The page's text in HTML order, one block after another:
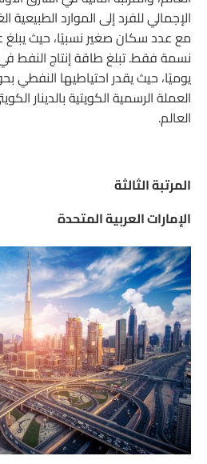
الإجمالي للفرد إلى الموارد الطبيعية
العملة الرسمية الكويتية بالدينار
العالم.
المرتبة الثالثة
الإمارات العربية المتحدة